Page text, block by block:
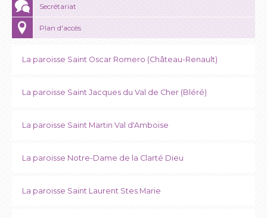
Secrétariat
Plan d'accès
La paroisse Saint Oscar Romero (Château-Renault)
La paroisse Saint Jacques du Val de Cher (Bléré)
La paroisse Saint Martin Val d'Amboise
La paroisse Notre-Dame de la Clarté Dieu
La paroisse Saint Laurent Stes Marie